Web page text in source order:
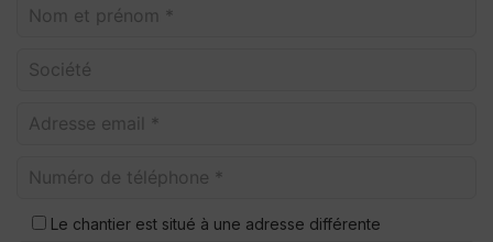
Le chantier est situé à une adresse différente